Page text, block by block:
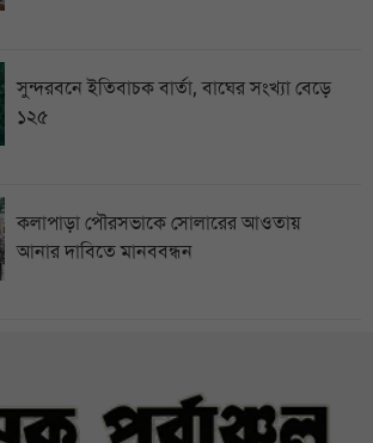
সুন্দরবনে ইতিবাচক বার্তা, বাঘের সংখ্যা বেড়ে
১২৫
কলাপাড়া পৌরসভাকে সোলারের আওতায়
আনার দাবিতে মানববন্ধন